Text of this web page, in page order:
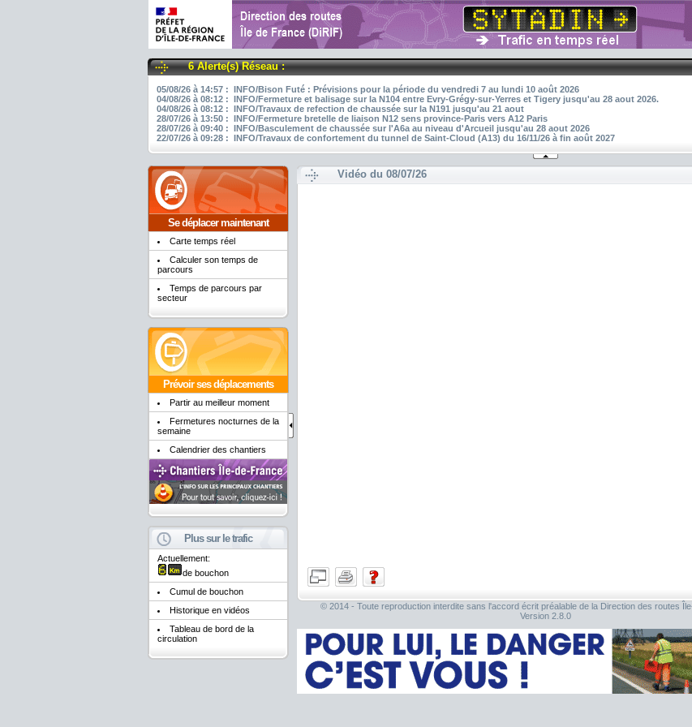
6 Alerte(s) Réseau :
05/08/26 à 14:57 : INFO/Bison Futé : Prévisions pour la période du vendredi 7 au lundi 10 août 2026
04/08/26 à 08:12 : INFO/Fermeture et balisage sur la N104 entre Evry-Grégy-sur-Yerres et Tigery jusqu'au 28 aout 2026.
04/08/26 à 08:12 : INFO/Travaux de refection de chaussée sur la N191 jusqu'au 21 aout
28/07/26 à 13:50 : INFO/Fermeture bretelle de liaison N12 sens province-Paris vers A12 Paris
28/07/26 à 09:40 : INFO/Basculement de chaussée sur l'A6a au niveau d'Arcueil jusqu'au 28 aout 2026
22/07/26 à 09:28 : INFO/Travaux de confortement du tunnel de Saint-Cloud (A13) du 16/11/26 à fin août 2027
Se déplacer maintenant
Carte temps réel
Calculer son temps de
parcours
Temps de parcours par
secteur
Prévoir ses déplacements
Partir au meilleur moment
Fermetures nocturnes de la
semaine
Calendrier des chantiers
Plus sur le trafic
Actuellement:
de bouchon
Cumul de bouchon
Historique en vidéos
Tableau de bord de la
circulation
Vidéo du 08/07/26
© 2014 - Toute reproduction interdite sans l'accord écrit préalable de la Direction des routes
Version 2.8.0